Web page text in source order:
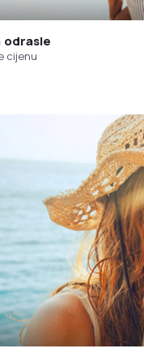
odrasle
cijenu